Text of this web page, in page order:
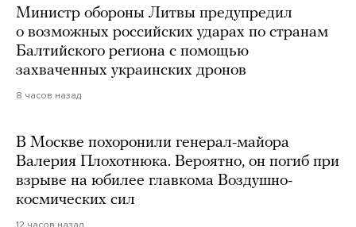
Министр обороны Литвы предупредил
о возможных российских ударах по странам
Балтийского региона с помощью
захваченных украинских дронов
8 часов назад
В Москве похоронили генерал-майора
Валерия Плохотнюка. Вероятно, он погиб при
взрыве на юбилее главкома Воздушно-
космических сил
12 часов назад